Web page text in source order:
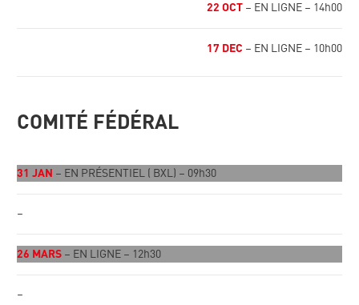
22 OCT – EN LIGNE – 14h00
17 DEC – EN LIGNE – 10h00
COMITÉ FÉDÉRAL
31 JAN – EN PRÉSENTIEL ( BXL) – 09h30
–
26 MARS – EN LIGNE – 12h30
–